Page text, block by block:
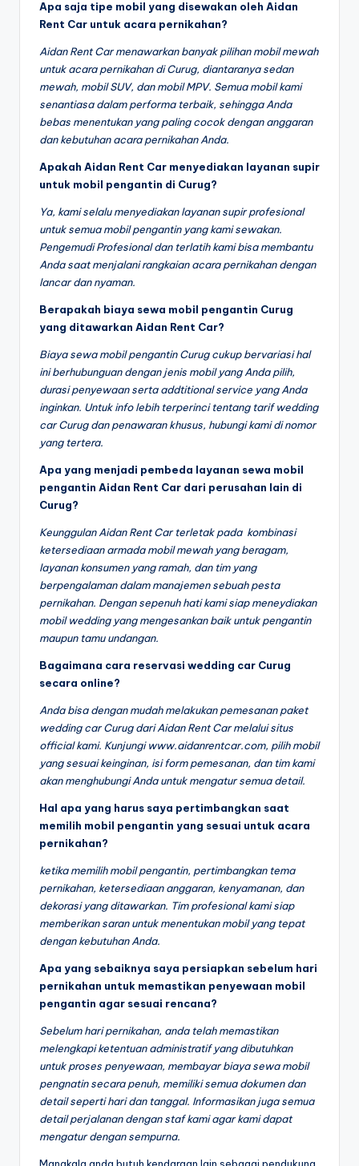
Apa saja tipe mobil yang disewakan oleh Aidan
Rent Car untuk acara pernikahan?
Aidan Rent Car menawarkan banyak pilihan mobil mewah
untuk acara pernikahan di Curug, diantaranya sedan
mewah, mobil SUV, dan mobil MPV. Semua mobil kami
senantiasa dalam performa terbaik, sehingga Anda
bebas menentukan yang paling cocok dengan anggaran
dan kebutuhan acara pernikahan Anda.
Apakah Aidan Rent Car menyediakan layanan supir
untuk mobil pengantin di Curug?
Ya, kami selalu menyediakan layanan supir profesional
untuk semua mobil pengantin yang kami sewakan.
Pengemudi Profesional dan terlatih kami bisa membantu
Anda saat menjalani rangkaian acara pernikahan dengan
lancar dan nyaman.
Berapakah biaya sewa mobil pengantin Curug
yang ditawarkan Aidan Rent Car?
Biaya sewa mobil pengantin Curug cukup bervariasi hal
ini berhubunguan dengan jenis mobil yang Anda pilih,
durasi penyewaan serta addtitional service yang Anda
inginkan. Untuk info lebih terperinci tentang tarif wedding
car Curug dan penawaran khusus, hubungi kami di nomor
yang tertera.
Apa yang menjadi pembeda layanan sewa mobil
pengantin Aidan Rent Car dari perusahan lain di
Curug?
Keunggulan Aidan Rent Car terletak pada kombinasi
ketersediaan armada mobil mewah yang beragam,
layanan konsumen yang ramah, dan tim yang
berpengalaman dalam manajemen sebuah pesta
pernikahan. Dengan sepenuh hati kami siap meneydiakan
mobil wedding yang mengesankan baik untuk pengantin
maupun tamu undangan.
Bagaimana cara reservasi wedding car Curug
secara online?
Anda bisa dengan mudah melakukan pemesanan paket
wedding car Curug dari Aidan Rent Car melalui situs
official kami. Kunjungi www.aidanrentcar.com, pilih mobil
yang sesuai keinginan, isi form pemesanan, dan tim kami
akan menghubungi Anda untuk mengatur semua detail.
Hal apa yang harus saya pertimbangkan saat
memilih mobil pengantin yang sesuai untuk acara
pernikahan?
ketika memilih mobil pengantin, pertimbangkan tema
pernikahan, ketersediaan anggaran, kenyamanan, dan
dekorasi yang ditawarkan. Tim profesional kami siap
memberikan saran untuk menentukan mobil yang tepat
dengan kebutuhan Anda.
Apa yang sebaiknya saya persiapkan sebelum hari
pernikahan untuk memastikan penyewaan mobil
pengantin agar sesuai rencana?
Sebelum hari pernikahan, anda telah memastikan
melengkapi ketentuan administratif yang dibutuhkan
untuk proses penyewaan, membayar biaya sewa mobil
pengnatin secara penuh, memiliki semua dokumen dan
detail seperti hari dan tanggal. Informasikan juga semua
detail perjalanan dengan staf kami agar kami dapat
mengatur dengan sempurna.
Manakala anda butuh kendaraan lain sebagai pendukung